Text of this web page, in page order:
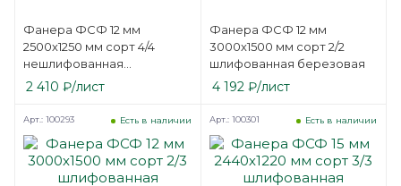
Фанера ФСФ 12 мм
2500х1250 мм сорт 4/4
нешлифованная
березовая
2 410 ₽/лист
Фанера ФСФ 12 мм
3000х1500 мм сорт 2/2
шлифованная березовая
4 192₽/лист
Есть в наличии
Арт.: 100293 Есть в наличии
Арт.: 100301